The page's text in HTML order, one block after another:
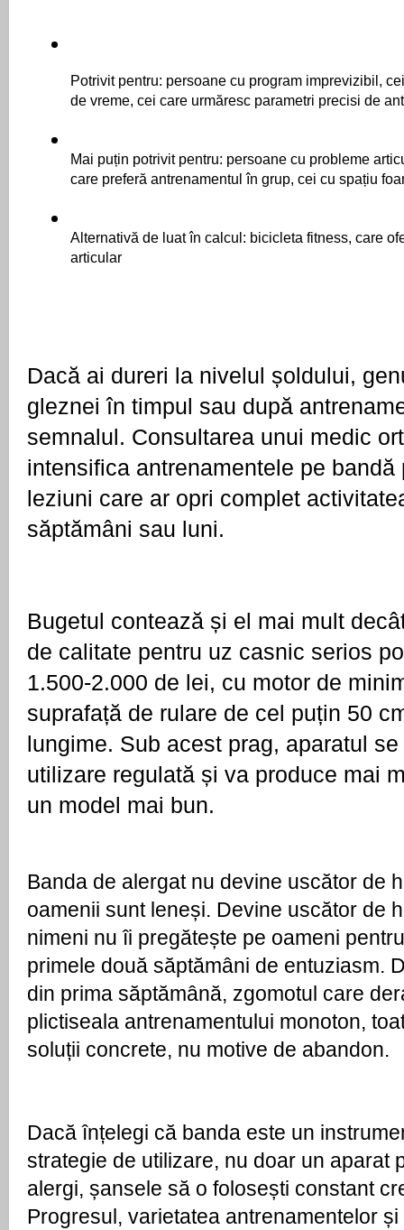
Potrivit pentru: persoane cu program imprevizibil,
de vreme, cei care urmăresc parametri precisi de
Mai puțin potrivit pentru: persoane cu probleme
care preferă antrenamentul în grup, cei cu spațiu
Alternativă de luat în calcul: bicicleta fitness, care
articular
Dacă ai dureri la nivelul șoldului,
gleznei în timpul sau după
semnalul. Consultarea unui medic
intensifica antrenamentele pe bandă
leziuni care ar opri complet
săptămâni sau luni.
Bugetul contează și el mai mult
de calitate pentru uz casnic serios
1.500-2.000 de lei, cu motor de
suprafață de rulare de cel puțin 50
lungime. Sub acest prag, aparatul
utilizare regulată și va produce mai
un model mai bun.
Banda de alergat nu devine uscător de
oamenii sunt leneși. Devine uscător de
nimeni nu îi pregătește pe oameni
primele două săptămâni de entuziasm.
din prima săptămână, zgomotul care
plictiseala antrenamentului monoton,
soluții concrete, nu motive de abandon.
Dacă înțelegi că banda este un
strategie de utilizare, nu doar un aparat
alergi, șansele să o folosești constant
Progresul, varietatea antrenamentelor